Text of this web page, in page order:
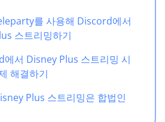
를 사용해 Discord에서
스트리밍하기
서 Disney Plus 스트리밍 시
해결하기
Plus 스트리밍은 합법인